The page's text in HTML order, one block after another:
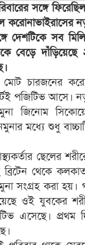
সঙ্গে
করোনাভাইরাসের
দেশটিকে সব
বেড়ে দাঁড়িয়েছে
মোট চারজনের
পজিটিভ আসে।
জিনোম
মধ্যে শুধু
ছেলের
থেকে
সংগ্রহ করা হয়।
ওই যুবকের
এসেছে। প্রথম